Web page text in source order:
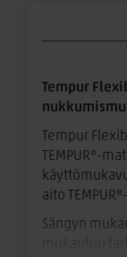
Tempur
Tempur
TEMPUR®-
aito
Sängyn